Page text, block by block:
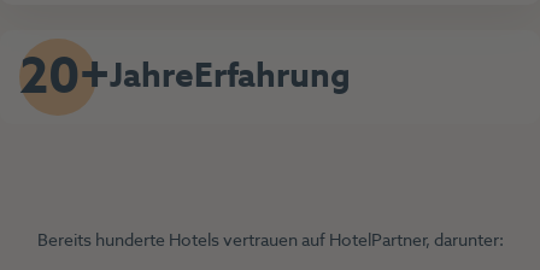
20+JahreErfahrung
Bereits hunderte Hotels vertrauen auf HotelPartner, darunter: